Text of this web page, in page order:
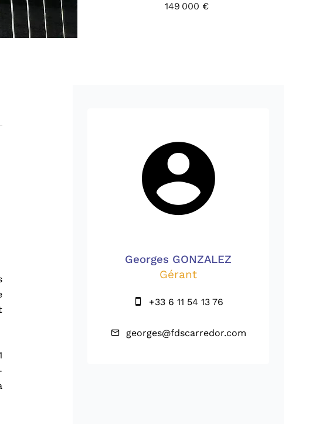
149 000 €
Georges GONZALEZ
Gérant
+33 6 11 54 13 76
georges@fdscarredor.com